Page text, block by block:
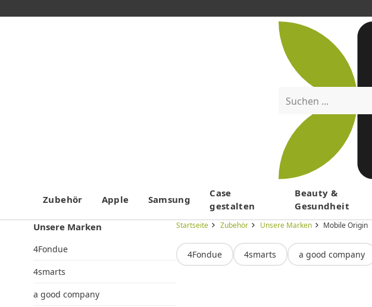
Menü
Suchen ...
Zubehör Apple Samsung
Case
gestalten
Beauty &
Gesundheit
Unsere Marken
4Fondue
4smarts
a good company
Startseite Zubehör Unsere Marken Mobile Origin
4Fondue 4smarts a good company